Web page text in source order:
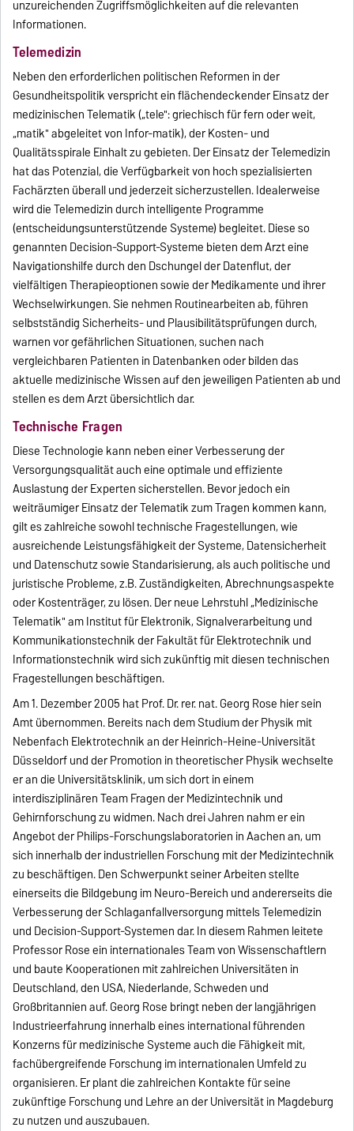
unzureichenden Zugriffsmöglichkeiten auf die relevanten
Informationen.
Telemedizin
Neben den erforderlichen politischen Reformen in der
Gesundheitspolitik verspricht ein flächendeckender Einsatz der
medizinischen Telematik („tele": griechisch für fern oder weit,
„matik" abgeleitet von Infor-matik), der Kosten- und
Qualitätsspirale Einhalt zu gebieten. Der Einsatz der Telemedizin
hat das Potenzial, die Verfügbarkeit von hoch spezialisierten
Fachärzten überall und jederzeit sicherzustellen. Idealerweise
wird die Telemedizin durch intelligente Programme
(entscheidungsunterstützende Systeme) begleitet. Diese so
genannten Decision-Support-Systeme bieten dem Arzt eine
Navigationshilfe durch den Dschungel der Datenflut, der
vielfältigen Therapieoptionen sowie der Medikamente und ihrer
Wechselwirkungen. Sie nehmen Routinearbeiten ab, führen
selbstständig Sicherheits- und Plausibilitätsprüfungen durch,
warnen vor gefährlichen Situationen, suchen nach
vergleichbaren Patienten in Datenbanken oder bilden das
aktuelle medizinische Wissen auf den jeweiligen Patienten ab und
stellen es dem Arzt übersichtlich dar.
Technische Fragen
Diese Technologie kann neben einer Verbesserung der
Versorgungsqualität auch eine optimale und effiziente
Auslastung der Experten sicherstellen. Bevor jedoch ein
weiträumiger Einsatz der Telematik zum Tragen kommen kann,
gilt es zahlreiche sowohl technische Fragestellungen, wie
ausreichende Leistungsfähigkeit der Systeme, Datensicherheit
und Datenschutz sowie Standarisierung, als auch politische und
juristische Probleme, z.B. Zuständigkeiten, Abrechnungsaspekte
oder Kostenträger, zu lösen. Der neue Lehrstuhl „Medizinische
Telematik" am Institut für Elektronik, Signalverarbeitung und
Kommunikationstechnik der Fakultät für Elektrotechnik und
Informationstechnik wird sich zukünftig mit diesen technischen
Fragestellungen beschäftigen.
Am 1. Dezember 2005 hat Prof. Dr. rer. nat. Georg Rose hier sein
Amt übernommen. Bereits nach dem Studium der Physik mit
Nebenfach Elektrotechnik an der Heinrich-Heine-Universität
Düsseldorf und der Promotion in theoretischer Physik wechselte
er an die Universitätsklinik, um sich dort in einem
interdisziplinären Team Fragen der Medizintechnik und
Gehirnforschung zu widmen. Nach drei Jahren nahm er ein
Angebot der Philips-Forschungslaboratorien in Aachen an, um
sich innerhalb der industriellen Forschung mit der Medizintechnik
zu beschäftigen. Den Schwerpunkt seiner Arbeiten stellte
einerseits die Bildgebung im Neuro-Bereich und andererseits die
Verbesserung der Schlaganfallversorgung mittels Telemedizin
und Decision-Support-Systemen dar. In diesem Rahmen leitete
Professor Rose ein internationales Team von Wissenschaftlern
und baute Kooperationen mit zahlreichen Universitäten in
Deutschland, den USA, Niederlande, Schweden und
Großbritannien auf. Georg Rose bringt neben der langjährigen
Industrieerfahrung innerhalb eines international führenden
Konzerns für medizinische Systeme auch die Fähigkeit mit,
fachübergreifende Forschung im internationalen Umfeld zu
organisieren. Er plant die zahlreichen Kontakte für seine
zukünftige Forschung und Lehre an der Universität in Magdeburg
zu nutzen und auszubauen.